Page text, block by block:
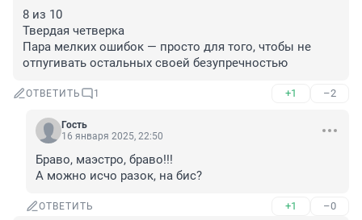
8 из 10
Твердая четверка
Пара мелких ошибок — просто для того, чтобы не
отпугивать остальных своей безупречностью
ОТВЕТИТЬ 1 +1 –2
Гость
16 января 2025, 22:50
Браво, маэстро, браво!!!
А можно исчо разок, на бис?
ОТВЕТИТЬ +1 –0